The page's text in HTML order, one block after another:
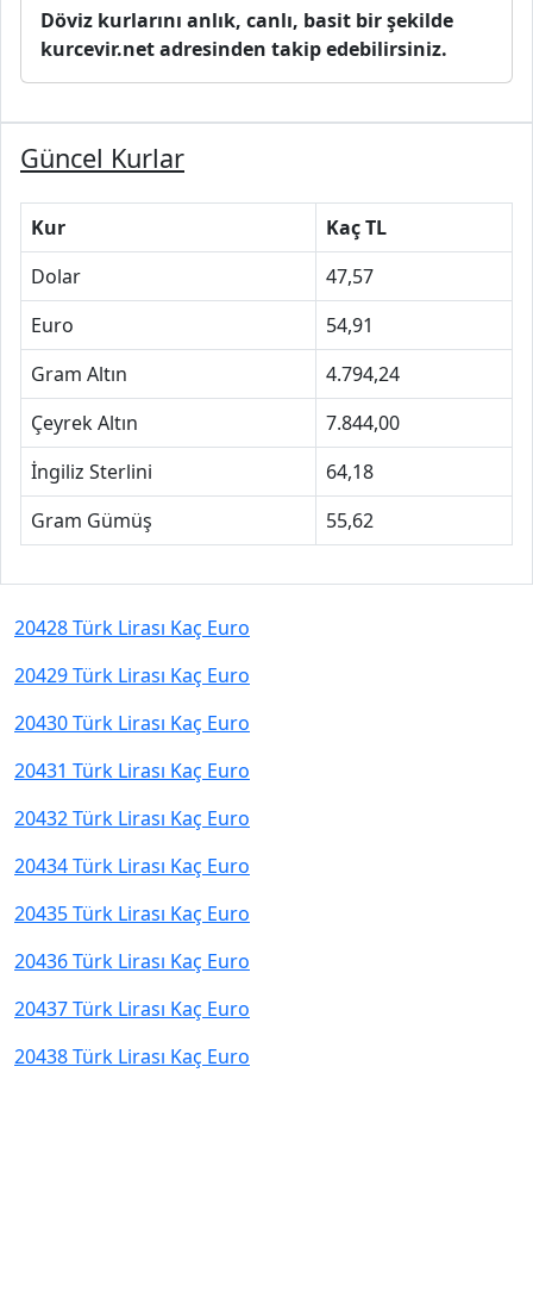
Döviz kurlarını anlık, canlı, basit bir şekilde
kurcevir.net adresinden takip edebilirsiniz.
Güncel Kurlar
Kur
Kaç TL
Dolar
47,57
Euro
54,91
Gram Altın
4.794,24
Çeyrek Altın
7.844,00
İngiliz Sterlini
64,18
Gram Gümüş
55,62
20428 Türk Lirası Kaç Euro
20429 Türk Lirası Kaç Euro
20430 Türk Lirası Kaç Euro
20431 Türk Lirası Kaç Euro
20432 Türk Lirası Kaç Euro
20434 Türk Lirası Kaç Euro
20435 Türk Lirası Kaç Euro
20436 Türk Lirası Kaç Euro
20437 Türk Lirası Kaç Euro
20438 Türk Lirası Kaç Euro